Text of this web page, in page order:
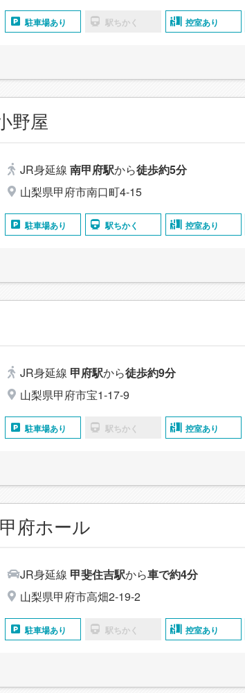
駐車場あり 駅ちかく 控室あり
野屋
JR身延線 南甲府駅から徒歩約5分
山梨県甲府市南口町4-15
駐車場あり 駅ちかく 控室あり
JR身延線 甲府駅から徒歩約9分
山梨県甲府市宝1-17-9
駐車場あり 駅ちかく 控室あり
府ホール
JR身延線 甲斐住吉駅から車で約4分
山梨県甲府市高畑2-19-2
駐車場あり 駅ちかく 控室あり